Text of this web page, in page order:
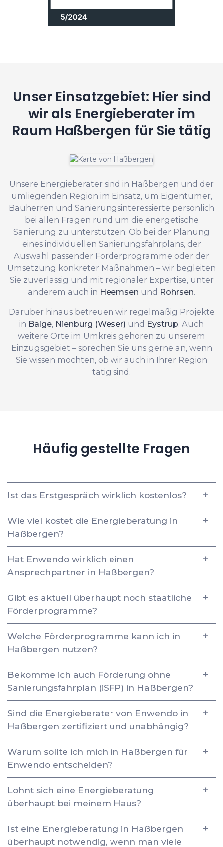
Unser Einsatzgebiet: Hier sind
wir als Energieberater im
Raum Haßbergen für Sie tätig
Unsere Energieberater sind in Haßbergen und der
umliegenden Region im Einsatz, um Eigentümer,
Bauherren und Sanierungsinteressierte persönlich
bei allen Fragen rund um die energetische
Sanierung zu unterstützen. Ob bei der Planung
eines individuellen Sanierungsfahrplans, der
Auswahl passender Förderprogramme oder der
Umsetzung konkreter Maßnahmen – wir begleiten
Sie zuverlässig und mit regionaler Expertise, unter
anderem auch in Heemsen und Rohrsen.
Darüber hinaus betreuen wir regelmäßig Projekte
in Balge, Nienburg (Weser) und Eystrup. Auch
weitere Orte im Umkreis gehören zu unserem
Einzugsgebiet – sprechen Sie uns gerne an, wenn
Sie wissen möchten, ob wir auch in Ihrer Region
tätig sind.
Häufig gestellte Fragen
Ist das Erstgespräch wirklich kostenlos?
Wie viel kostet die Energieberatung in
Haßbergen?
Hat Enwendo wirklich einen
Ansprechpartner in Haßbergen?
Gibt es aktuell überhaupt noch staatliche
Förderprogramme?
Welche Förderprogramme kann ich in
Haßbergen nutzen?
Bekomme ich auch Förderung ohne
Sanierungsfahrplan (iSFP) in Haßbergen?
Sind die Energieberater von Enwendo in
Haßbergen zertifiziert und unabhängig?
Warum sollte ich mich in Haßbergen für
Enwendo entscheiden?
Lohnt sich eine Energieberatung
überhaupt bei meinem Haus?
Ist eine Energieberatung in Haßbergen
überhaupt notwendig, wenn man viele